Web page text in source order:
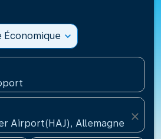
Économique expand_more
Airport(HAJ), Allemagne
close